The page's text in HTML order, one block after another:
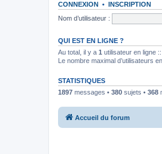
CONNEXION • INSCRIPTION
Nom d’utilisateur :
QUI EST EN LIGNE ?
Au total, il y a 1 utilisateur en ligne
Le nombre maximal d’utilisateurs
STATISTIQUES
1897 messages • 380 sujets • 368
Accueil du forum